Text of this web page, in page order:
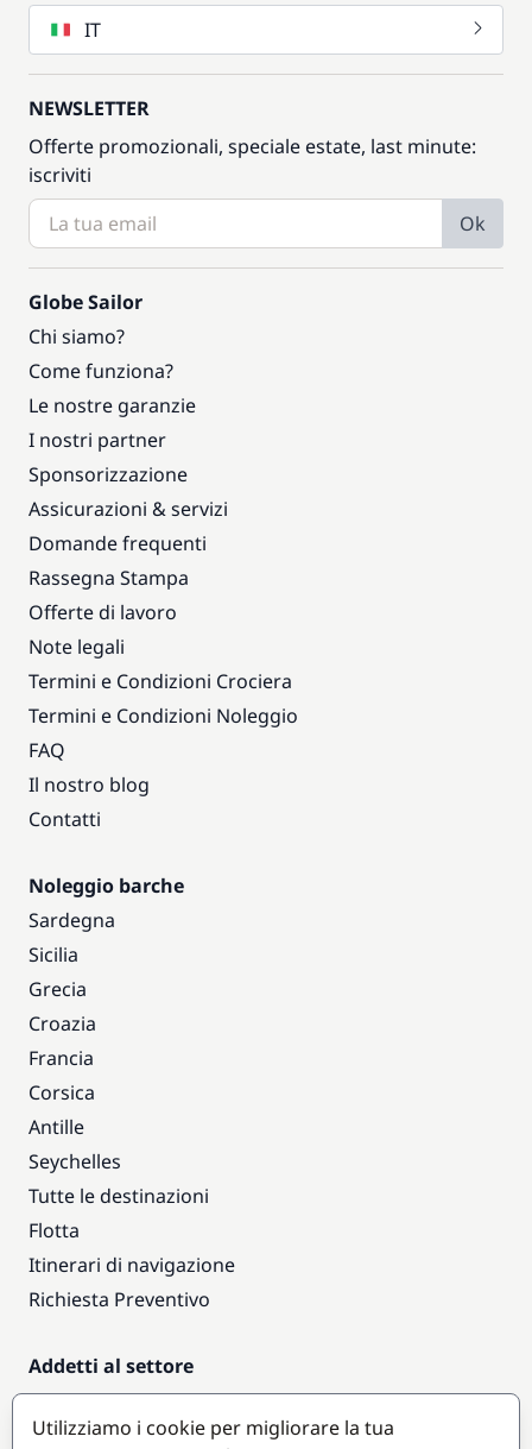
IT
NEWSLETTER
Offerte promozionali, speciale estate, last minute:
iscriviti
Ok
Globe Sailor
Chi siamo?
Come funziona?
Le nostre garanzie
I nostri partner
Sponsorizzazione
Assicurazioni & servizi
Domande frequenti
Rassegna Stampa
Offerte di lavoro
Note legali
Termini e Condizioni Crociera
Termini e Condizioni Noleggio
FAQ
Il nostro blog
Contatti
Noleggio barche
Sardegna
Sicilia
Grecia
Croazia
Francia
Corsica
Antille
Seychelles
Tutte le destinazioni
Flotta
Itinerari di navigazione
Richiesta Preventivo
Addetti al settore
Accesso armatori
Diventare partner
Utilizziamo i cookie per migliorare la tua